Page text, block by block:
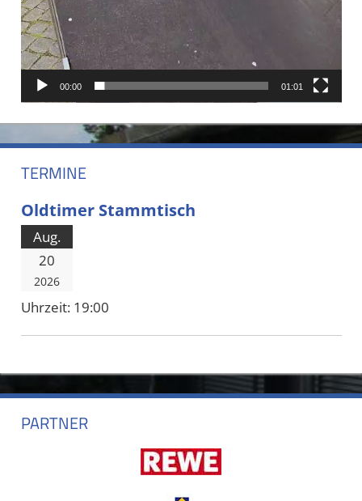
00:00 01:01
TERMINE
Oldtimer Stammtisch
Aug.
20
2026
Uhrzeit: 19:00
PARTNER